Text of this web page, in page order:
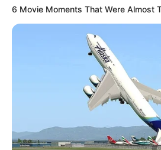
6 Movie Moments That Were Almost